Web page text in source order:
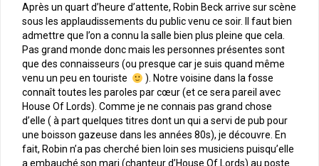
Après un quart d’heure d’attente, Robin Beck arrive sur scène
sous les applaudissements du public venu ce soir. Il faut bien
admettre que l’on a connu la salle bien plus pleine que cela.
Pas grand monde donc mais les personnes présentes sont
que des connaisseurs (ou presque car je suis quand même
venu un peu en touriste
). Notre voisine dans la fosse
connaît toutes les paroles par cœur (et ce sera pareil avec
House Of Lords). Comme je ne connais pas grand chose
d’elle ( à part quelques titres dont un qui a servi de pub pour
une boisson gazeuse dans les années 80s), je découvre. En
fait, Robin n’a pas cherché bien loin ses musiciens puisqu’elle
a embauché son mari (chanteur d’House Of Lords) au poste